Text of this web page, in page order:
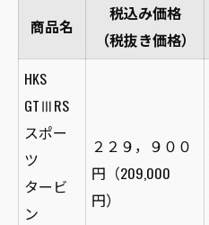
商品名
税込み価格
（税抜き価格）
HKS
GTⅢRS
スポー
ツ
タービ
ン
２２９，９００
円（209,000
円）